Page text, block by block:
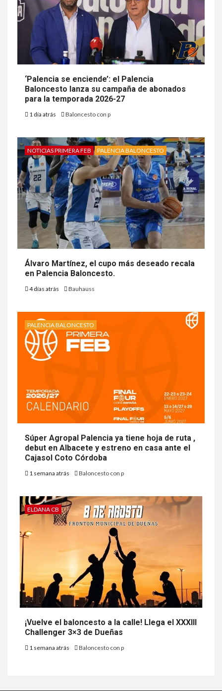
‘Palencia se enciende’: el Palencia
Baloncesto lanza su campaña de abonados
para la temporada 2026-27
1 día atrás Baloncesto con p
NOTICIAS PRIMERA FEB PALENCIA BALONCESTO
Álvaro Martínez, el cupo más deseado recala
en Palencia Baloncesto.
4 días atrás Bauhauss
PALENCIA BALONCESTO
Súper Agropal Palencia ya tiene hoja de ruta ,
debut en Albacete y estreno en casa ante el
Cajasol Coto Córdoba
1 semana atrás Baloncesto con p
ELDANA CB
¡Vuelve el baloncesto a la calle! Llega el XXXIII
Challenger 3×3 de Dueñas
1 semana atrás Baloncesto con p